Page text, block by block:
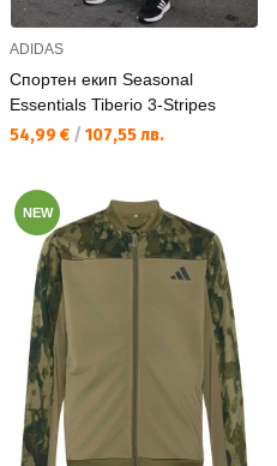
ADIDAS
Спортен екип Seasonal
Essentials Tiberio 3-Stripes
Текуща цена:
54,99 € / 107,55 лв.
NEW